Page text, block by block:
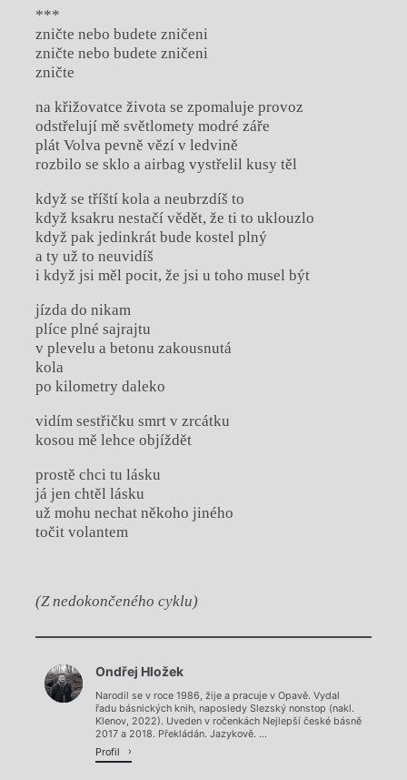
***
zničte nebo budete zničeni
zničte nebo budete zničeni
zničte
na křižovatce života se zpomaluje provoz
odstřelují mě světlomety modré záře
plát Volva pevně vězí v ledvině
rozbilo se sklo a airbag vystřelil kusy těl
když se tříští kola a neubrzdíš to
když ksakru nestačí vědět, že ti to uklouzlo
když pak jedinkrát bude kostel plný
a ty už to neuvidíš
i když jsi měl pocit, že jsi u toho musel být
jízda do nikam
plíce plné sajrajtu
v plevelu a betonu zakousnutá
kola
po kilometry daleko
vidím sestřičku smrt v zrcátku
kosou mě lehce objíždět
prostě chci tu lásku
já jen chtěl lásku
už mohu nechat někoho jiného
točit volantem
(Z nedokončeného cyklu)
Chviličku.
Načítá se.
Ondřej Hložek
Narodil se v roce 1986, žije a pracuje v Opavě. Vydal
řadu básnických knih, naposledy Slezský nonstop (nakl.
Klenov, 2022). Uveden v ročenkách Nejlepší české básně
2017 a 2018. Překládán. Jazykově. ...
Profil